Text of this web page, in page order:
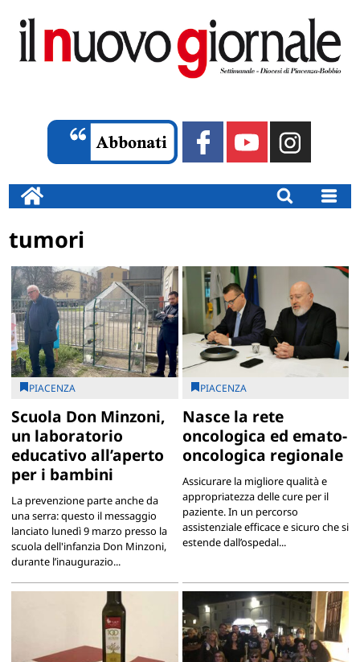
tumori
PIACENZA
Scuola Don Minzoni,
un laboratorio
educativo all’aperto
per i bambini
La prevenzione parte anche da
una serra: questo il messaggio
lanciato lunedì 9 marzo presso la
scuola dell'infanzia Don Minzoni,
durante l’inaugurazio...
PIACENZA
Nasce la rete
oncologica ed emato-
oncologica regionale
Assicurare la migliore qualità e
appropriatezza delle cure per il
paziente. In un percorso
assistenziale efficace e sicuro che si
estende dall’ospedal...